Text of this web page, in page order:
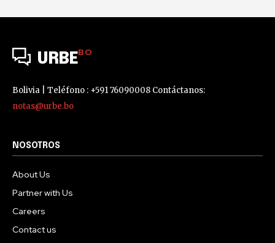
URBEBO
Bolivia | Teléfono : +591 76090008 Contáctanos:
notas@urbe.bo
NOSOTROS
About Us
Partner with Us
Careers
Contact us